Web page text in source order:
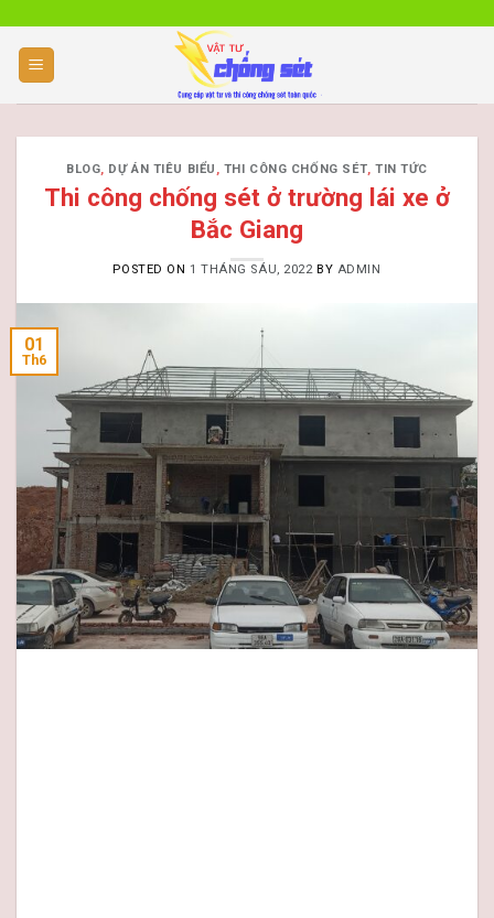
content
BLOG, DỰ ÁN TIÊU BIỂU , THI CÔNG CHỐNG SÉT,TIN TỨC
Thi công chống sét ở trường lái xe ở
Bắc Giang
POSTED ON 1 THÁNG SÁU, 2022BY ADMIN
01
Th6